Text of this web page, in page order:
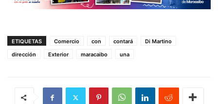
ETIQUETAS Comercio con contará
Di Martino
dirección
Exterior maracaibo una